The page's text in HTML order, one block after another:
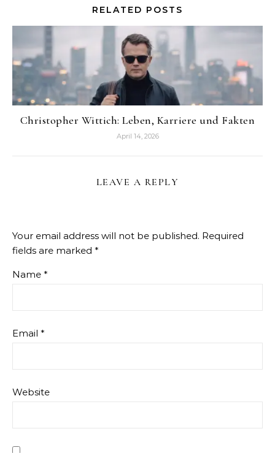
RELATED POSTS
Christopher Wittich: Leben, Karriere und Fakten
April 14, 2026
LEAVE A REPLY
Your email address will not be published. Required
fields are marked *
Name *
Email *
Website